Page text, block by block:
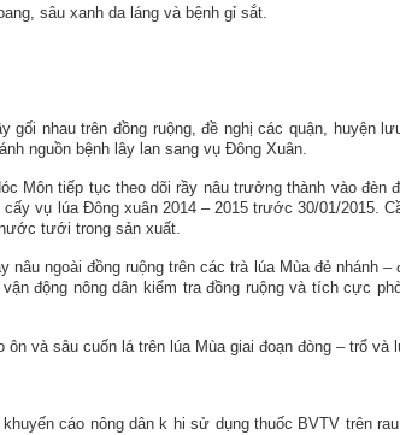
sâu xanh da láng và bệnh gỉ sắt.
gối nhau trên đồng ruộng, đề nghị các quận, huyện
nguồn bệnh lây lan sang vụ Đông Xuân.
Môn tiếp tục theo dõi rầy nâu trưởng thành vào đèn
cấy vụ lúa Đông xuân 2014 – 2015 trước 30/01/2015.
tưới trong sản xuất.
nâu ngoài đồng ruộng trên các trà lúa Mùa đẻ nhánh
động nông dân kiểm tra đồng ruộng và tích cực
ôn và sâu cuốn lá trên lúa Mùa giai đoạn đòng – trổ và
cáo nông dân k hi sử dụng thuốc BVTV trên